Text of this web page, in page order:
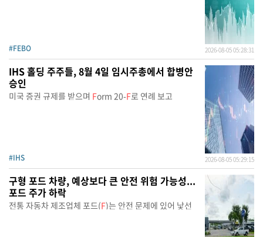
#FEBO 2026-08-05 05:28:31
IHS 홀딩 주주들, 8월 4일 임시주총에서 합병안
승인
미국 증권 규제를 받으며 Form 20-F로 연례 보고
#IHS 2026-08-05 05:29:15
구형 포드 차량, 예상보다 큰 안전 위험 가능성...
포드 주가 하락
전통 자동차 제조업체 포드(F)는 안전 문제에 있어 낯선